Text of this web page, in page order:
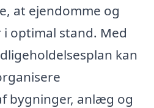
at ejendomme og
optimal stand. Med
kan
bygninger, anlæg og